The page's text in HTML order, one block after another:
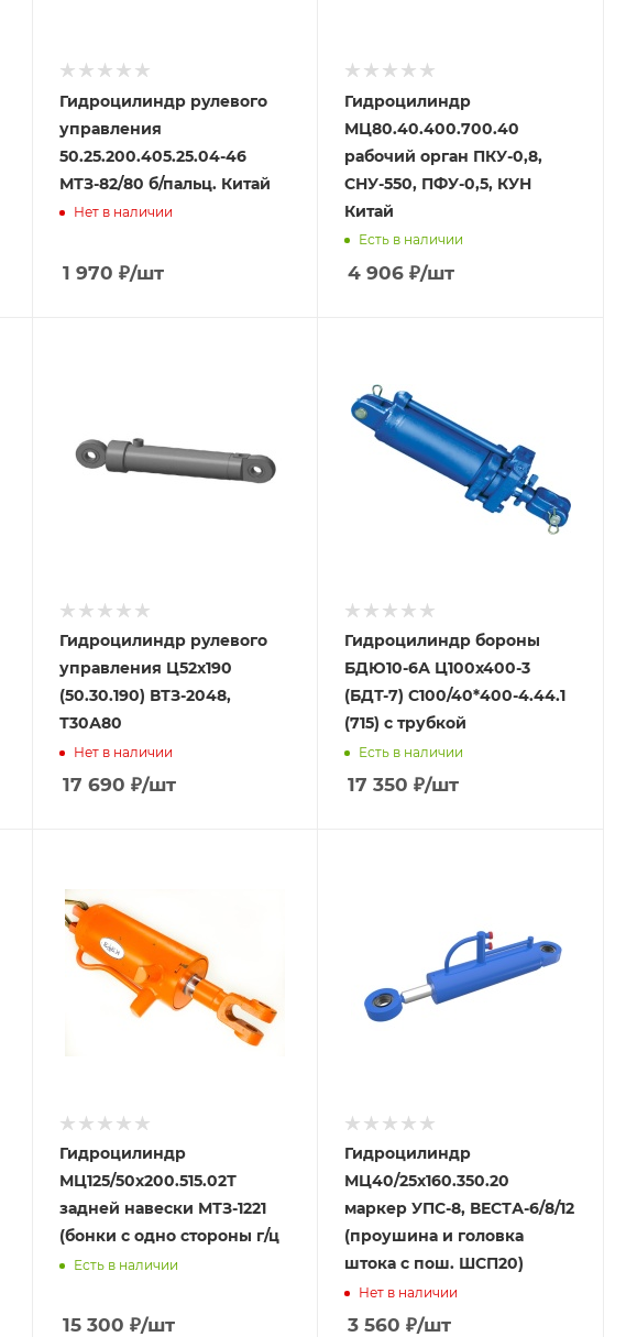
Гидроцилиндр рулевого
управления
50.25.200.405.25.04-46
МТЗ-82/80 б/пальц. Китай
Нет в наличии
1 970 ₽/шт
Гидроцилиндр
МЦ80.40.400.700.40
рабочий орган ПКУ-0,8,
СНУ-550, ПФУ-0,5, КУН
Китай
Есть в наличии
4 906 ₽/шт
Гидроцилиндр рулевого
управления Ц52х190
(50.30.190) ВТЗ-2048,
Т30А80
Нет в наличии
17 690 ₽/шт
Гидроцилиндр бороны
БДЮ10-6А Ц100х400-3
(БДТ-7) С100/40*400-4.44.1
(715) с трубкой
Есть в наличии
17 350 ₽/шт
Гидроцилиндр
МЦ125/50х200.515.02Т
задней навески МТЗ-1221
(бонки с одно стороны г/ц
Есть в наличии
15 300 ₽/шт
Гидроцилиндр
МЦ40/25х160.350.20
маркер УПС-8, ВЕСТА-6/8/12
(проушина и головка
штока с пош. ШСП20)
Нет в наличии
3 560 ₽/шт